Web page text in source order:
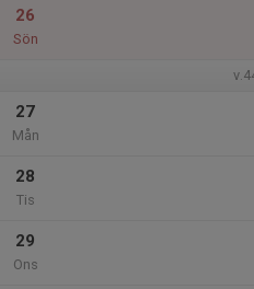
26
Sön
27
Mån
28
Tis
29
Ons